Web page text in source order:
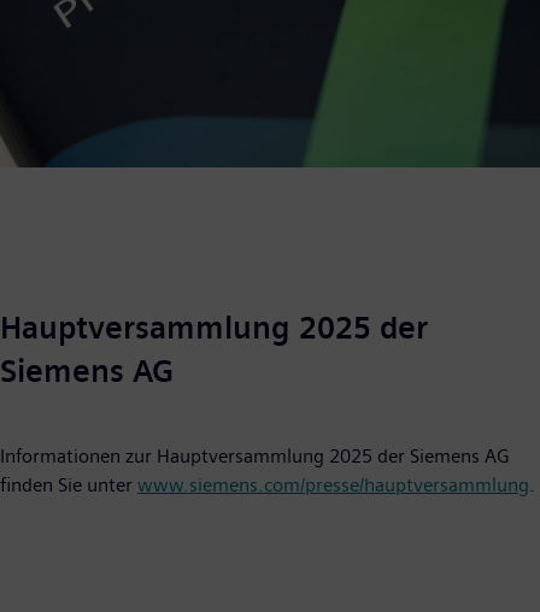
Hauptversammlung 2025 der
Siemens AG
Informationen zur Hauptversammlung 2025 der Siemens AG
finden Sie unter www.siemens.com/presse/hauptversammlung